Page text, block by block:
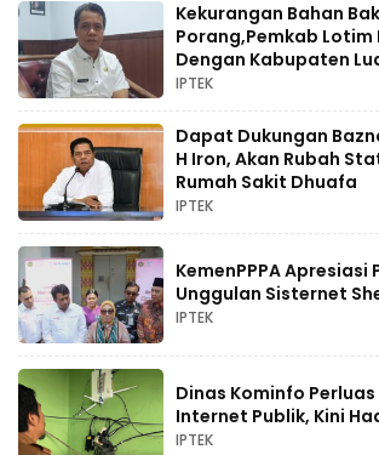
Kekurangan Bahan
Porang,Pemkab Lotim
Dengan Kabupaten
IPTEK
Dapat Dukungan
H Iron, Akan Rubah
Rumah Sakit Dhuafa
IPTEK
KemenPPPA Apresiasi
Unggulan Sisternet
IPTEK
Dinas Kominfo
Internet Publik, Kini
IPTEK